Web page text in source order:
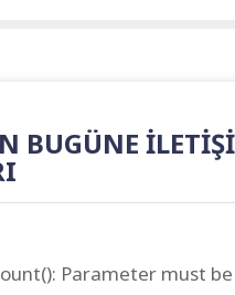
BUGÜNE
Parameter must